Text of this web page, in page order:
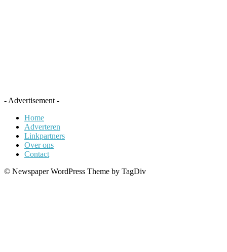
- Advertisement -
Home
Adverteren
Linkpartners
Over ons
Contact
© Newspaper WordPress Theme by TagDiv